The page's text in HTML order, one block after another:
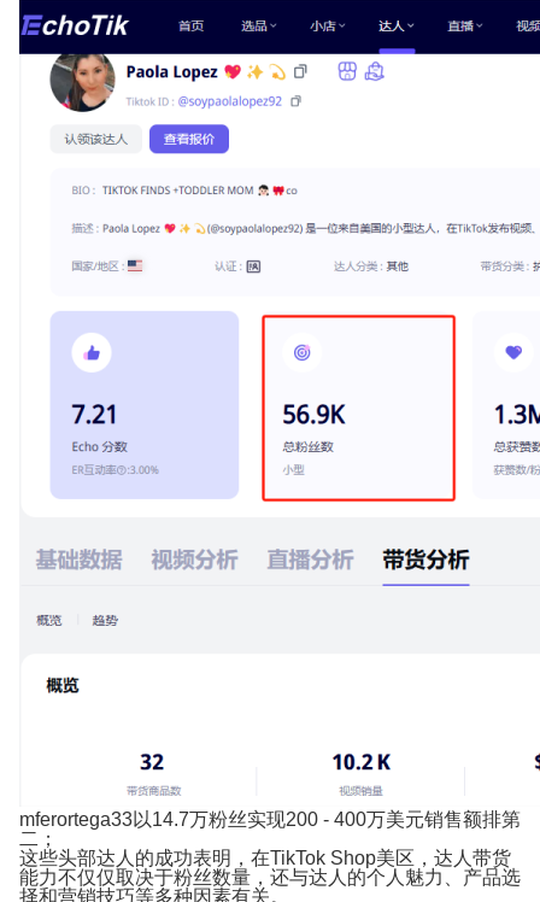
mferortega33以14.7万粉丝实现200 - 400万美元销售额排第
二；
这些头部达人的成功表明，在TikTok Shop美区，达人带货
能力不仅仅取决于粉丝数量，还与达人的个人魅力、产品选
择和营销技巧等多种因素有关。